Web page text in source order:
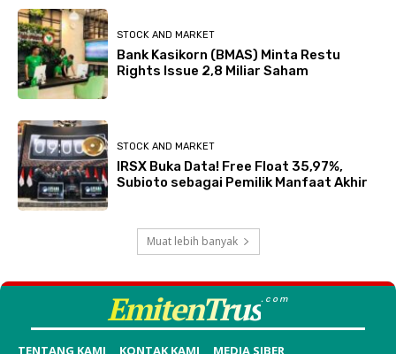
STOCK AND MARKET
Bank Kasikorn (BMAS) Minta Restu
Rights Issue 2,8 Miliar Saham
STOCK AND MARKET
IRSX Buka Data! Free Float 35,97%,
Subioto sebagai Pemilik Manfaat Akhir
Muat lebih banyak
EmitenTrus.com
TENTANG KAMI KONTAK KAMI MEDIA SIBER